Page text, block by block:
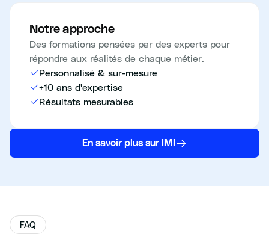
Notre approche
Des formations pensées par des experts pour
répondre aux réalités de chaque métier.
Personnalisé & sur-mesure
+10 ans d'expertise
Résultats mesurables
En savoir plus sur IMI
FAQ